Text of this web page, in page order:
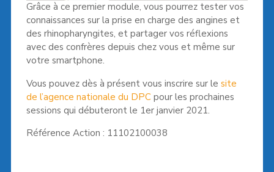
Grâce à ce premier module, vous pourrez tester vos
connaissances sur la prise en charge des angines et
des rhinopharyngites, et partager vos réflexions
avec des confrères depuis chez vous et même sur
votre smartphone.
Vous pouvez dès à présent vous inscrire sur le site
de l’agence nationale du DPC pour les prochaines
sessions qui débuteront le 1er janvier 2021.
Référence Action : 11102100038